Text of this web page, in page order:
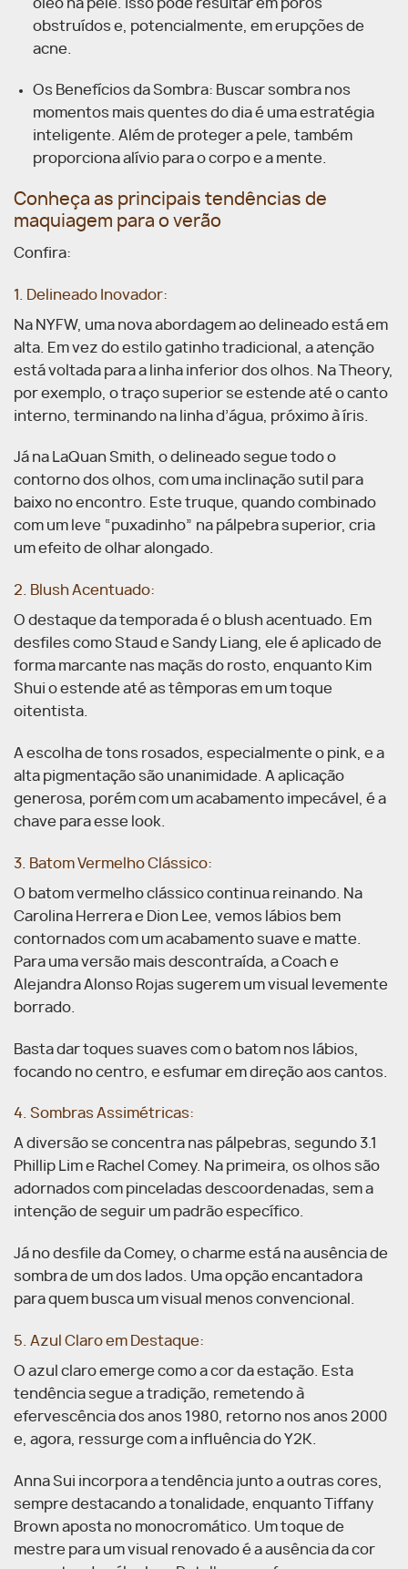
óleo na pele. Isso pode resultar em poros
obstruídos e, potencialmente, em erupções de
acne.
Os Benefícios da Sombra: Buscar sombra nos
momentos mais quentes do dia é uma estratégia
inteligente. Além de proteger a pele, também
proporciona alívio para o corpo e a mente.
Conheça as principais tendências de
maquiagem para o verão
Confira:
1. Delineado Inovador:
Na NYFW, uma nova abordagem ao delineado está em
alta. Em vez do estilo gatinho tradicional, a atenção
está voltada para a linha inferior dos olhos. Na Theory,
por exemplo, o traço superior se estende até o canto
interno, terminando na linha d’água, próximo à íris.
Já na LaQuan Smith, o delineado segue todo o
contorno dos olhos, com uma inclinação sutil para
baixo no encontro. Este truque, quando combinado
com um leve “puxadinho” na pálpebra superior, cria
um efeito de olhar alongado.
2. Blush Acentuado:
O destaque da temporada é o blush acentuado. Em
desfiles como Staud e Sandy Liang, ele é aplicado de
forma marcante nas maçãs do rosto, enquanto Kim
Shui o estende até as têmporas em um toque
oitentista.
A escolha de tons rosados, especialmente o pink, e a
alta pigmentação são unanimidade. A aplicação
generosa, porém com um acabamento impecável, é a
chave para esse look.
3. Batom Vermelho Clássico:
O batom vermelho clássico continua reinando. Na
Carolina Herrera e Dion Lee, vemos lábios bem
contornados com um acabamento suave e matte.
Para uma versão mais descontraída, a Coach e
Alejandra Alonso Rojas sugerem um visual levemente
borrado.
Basta dar toques suaves com o batom nos lábios,
focando no centro, e esfumar em direção aos cantos.
4. Sombras Assimétricas:
A diversão se concentra nas pálpebras, segundo 3.1
Phillip Lim e Rachel Comey. Na primeira, os olhos são
adornados com pinceladas descoordenadas, sem a
intenção de seguir um padrão específico.
Já no desfile da Comey, o charme está na ausência de
sombra de um dos lados. Uma opção encantadora
para quem busca um visual menos convencional.
5. Azul Claro em Destaque:
O azul claro emerge como a cor da estação. Esta
tendência segue a tradição, remetendo à
efervescência dos anos 1980, retorno nos anos 2000
e, agora, ressurge com a influência do Y2K.
Anna Sui incorpora a tendência junto a outras cores,
sempre destacando a tonalidade, enquanto Tiffany
Brown aposta no monocromático. Um toque de
mestre para um visual renovado é a ausência da cor